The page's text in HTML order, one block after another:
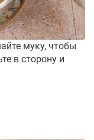
муку, чтобы
в сторону и